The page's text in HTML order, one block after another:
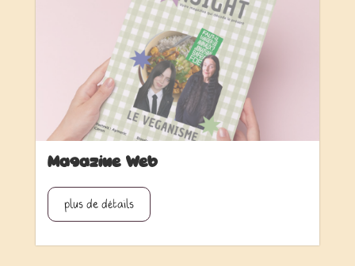
Magazine Web
plus de détails